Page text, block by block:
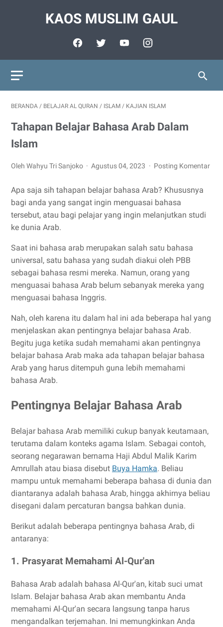
KAOS MUSLIM GAUL
BERANDA / BELAJAR AL QURAN / ISLAM / KAJIAN ISLAM
Tahapan Belajar Bahasa Arab Dalam
Islam
Oleh Wahyu Tri Sanjoko Agustus 04, 2023 Posting Komentar
Apa saja sih tahapan belajar bahasa Arab? Khususnya
bagi anda yang sangat ingin menguasai bahasa
tersebut, atau bagi pelajar yang ingin melanjutkan studi
ke dunia Arab.
Saat ini bahasa arab merupakan salah satu bahasa
universal, satu bahasa yang sudah diakui oleh PBB
sebagai bahasa resmi mereka. Namun, orang yang
menguasai bahasa Arab belum sebanyak mereka yang
menguasai bahasa Inggris.
Nah, oleh karena itu dalam hal ini ada beberapa hal yang
menjelaskan akan pentingnya belajar bahasa Arab.
Begitu juga ketika sudah memahami akan pentingnya
belajar bahasa Arab maka ada tahapan belajar bahasa
Arab yang harus ditempuh guna lebih memahami
bahasa Arab.
Pentingnya Belajar Bahasa Arab
Belajar bahasa Arab memiliki cukup banyak keutamaan,
terutama dalam konteks agama Islam. Sebagai contoh,
seorang negarawan bernama Haji Abdul Malik Karim
Amrullah atau biasa disebut Buya Hamka. Beliau
mampu untuk memahami beberapa bahasa di dunia dan
diantaranya adalah bahasa Arab, hingga akhirnya beliau
disegani dalam percaturan bangsa bahkan dunia.
Berikut adalah beberapa pentingnya bahasa Arab, di
antaranya:
1. Prasyarat Memahami Al-Qur'an
Bahasa Arab adalah bahasa Al-Qur'an, kitab suci umat
Islam. Belajar bahasa Arab akan membantu Anda
memahami Al-Qur'an secara langsung tanpa harus
mengandalkan terjemahan. Ini memungkinkan Anda